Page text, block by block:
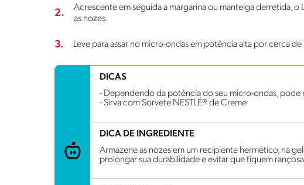
2.
Acrescente em seguida a margarina ou manteiga derretida,
as nozes.
3. Leve para assar no micro-ondas em potência alta por cerca de
DICAS
- Dependendo da potência do seu micro-ondas, pode
- Sirva com Sorvete NESTLÉ® de Creme
DICA DE INGREDIENTE
Armazene as nozes em um recipiente hermético, na
prolongar sua durabilidade e evitar que fiquem